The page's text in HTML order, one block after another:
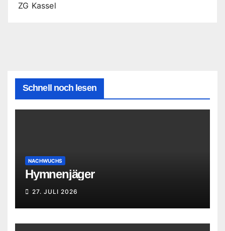
ZG Kassel
Schnell noch lesen
NACHWUCHS
Hymnenjäger
27. JULI 2026